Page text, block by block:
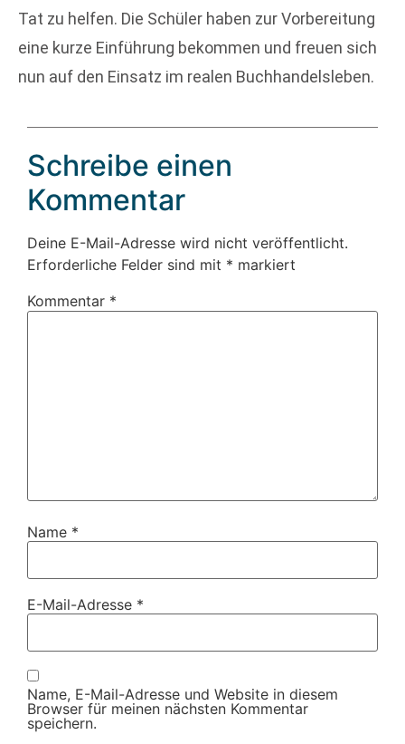
Tat zu helfen. Die Schüler haben zur Vorbereitung
eine kurze Einführung bekommen und freuen sich
nun auf den Einsatz im realen Buchhandelsleben.
Schreibe einen
Kommentar
Deine E-Mail-Adresse wird nicht veröffentlicht.
Erforderliche Felder sind mit * markiert
Kommentar *
Name *
E-Mail-Adresse *
Name, E-Mail-Adresse und Website in diesem
Browser für meinen nächsten Kommentar
speichern.